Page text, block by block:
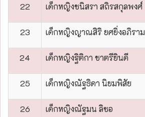
22 เด็กหญิงชนิสรา สถิรสกุลพงศ์
23 เด็กหญิงญาณสิริ ยศยิ่งอภิราม
24 เด็กหญิงฐิติกา ชาตรียินดี
25 เด็กหญิงณัฐธิดา นิยมพิสัย
26 เด็กหญิงณัฐมน ลิซอ